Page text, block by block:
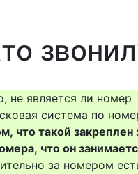
не является ли номер
система по
что такой закреплен
что он
за номером